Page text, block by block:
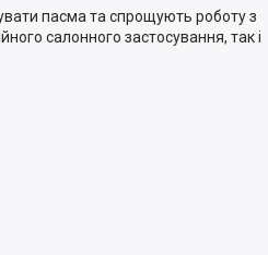
пасма та спрощують роботу з
салонного застосування, так і